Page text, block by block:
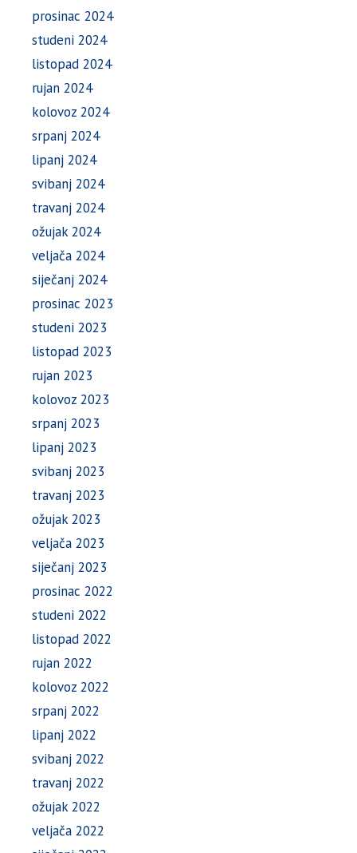
prosinac 2024
studeni 2024
listopad 2024
rujan 2024
kolovoz 2024
srpanj 2024
lipanj 2024
svibanj 2024
travanj 2024
ožujak 2024
veljača 2024
siječanj 2024
prosinac 2023
studeni 2023
listopad 2023
rujan 2023
kolovoz 2023
srpanj 2023
lipanj 2023
svibanj 2023
travanj 2023
ožujak 2023
veljača 2023
siječanj 2023
prosinac 2022
studeni 2022
listopad 2022
rujan 2022
kolovoz 2022
srpanj 2022
lipanj 2022
svibanj 2022
travanj 2022
ožujak 2022
veljača 2022